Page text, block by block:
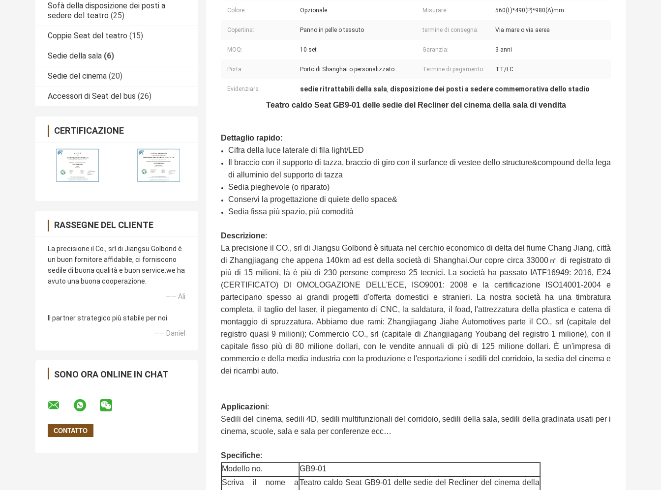
Sofà della disposizione dei posti a
sedere del teatro (25)
Coppie Seat del teatro (15)
Sedie della sala (6)
Sedie del cinema (20)
Accessori di Seat del bus (26)
CERTIFICAZIONE
RASSEGNE DEL CLIENTE
La precisione il Co., srl di Jiangsu Golbond è
un buon fornitore affidabile, ci forniscono
sedile di buona qualità e buon service.we ha
avuto una buona cooperazione.
—— Ali
Il partner strategico più stabile per noi
—— Daniel
SONO ORA ONLINE IN CHAT
Colore: Opzionale Misurare: 560(L)*490(P)*980(A)mm
Copertina: Panno in pelle o tessuto termine di consegna: Via mare o via aerea
MOQ: 10 set Garanzia: 3 anni
Porta: Porto di Shanghai o personalizzato Termine di pagamento: TT/LC
Evidenziare: sedie ritrattabili della sala, disposizione dei posti a sedere commemorativa dello stadio
Teatro caldo Seat GB9-01 delle sedie del Recliner del cinema della sala di vendita
Dettaglio rapido:
Cifra della luce laterale di fila light/LED
Il braccio con il supporto di tazza, braccio di giro con il surfance di vestee dello structure&compound della lega
di alluminio del supporto di tazza
Sedia pieghevole (o riparato)
Conservi la progettazione di quiete dello space&
Sedia fissa più spazio, più comodità
Descrizione:
La precisione il CO., srl di Jiangsu Golbond è situata nel cerchio economico di delta del fiume Chang Jiang, città
di Zhangjiagang che appena 140km ad est della società di Shanghai.Our copre circa 33000㎡ di registrato di
più di 15 milioni, là è più di 230 persone compreso 25 tecnici. La società ha passato IATF16949: 2016, E24
(CERTIFICATO) DI OMOLOGAZIONE DELL'ECE, ISO9001: 2008 e la certificazione ISO14001-2004 e
partecipano spesso ai grandi progetti d'offerta domestici e stranieri. La nostra società ha una timbratura
completa, il taglio del laser, il piegamento di CNC, la saldatura, il foad, l'attrezzatura della plastica e catena di
montaggio di spruzzatura. Abbiamo due rami: Zhangjiagang Jiahe Automotives parte il CO., srl (capitale del
registro quasi 9 milioni); Commercio CO., srl (capitale di Zhangjiagang Youbang del registro 1 milione), con il
capitale fisso più di 80 milione dollari, con le vendite annuali di più di 125 milione dollari. È un'impresa di
commercio e della media industria con la produzione e l'esportazione i sedili del corridoio, la sedia del cinema e
dei ricambi auto.
Applicazioni:
Sedili del cinema, sedili 4D, sedili multifunzionali del corridoio, sedili della sala, sedili della gradinata usati per i
cinema, scuole, sala e sala per conferenze ecc…
Specifiche:
Modello no.
GB9-01
Scriva il nome aTeatro caldo Seat GB9-01 delle sedie del Recliner del cinema della